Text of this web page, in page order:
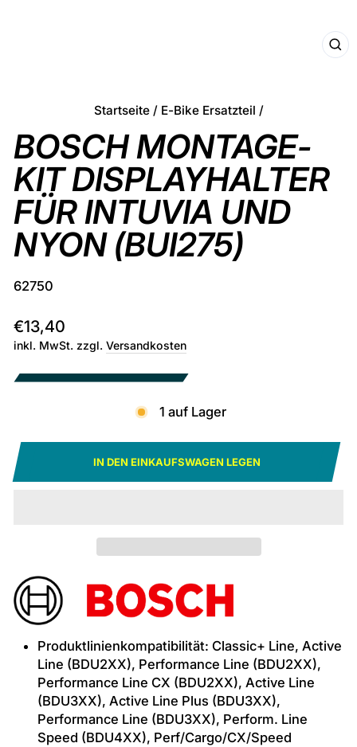
Startseite / E-Bike Ersatzteil /
BOSCH MONTAGE-
KIT DISPLAYHALTER
FÜR INTUVIA UND
NYON (BUI275)
62750
Normaler
Preis
€13,40
inkl. MwSt. zzgl. Versandkosten
1 auf Lager
IN DEN EINKAUFSWAGEN LEGEN
Produktlinienkompatibilität: Classic+ Line, Active
Line (BDU2XX), Performance Line (BDU2XX),
Performance Line CX (BDU2XX), Active Line
(BDU3XX), Active Line Plus (BDU3XX),
Performance Line (BDU3XX), Perform. Line
Speed (BDU4XX), Perf/Cargo/CX/Speed